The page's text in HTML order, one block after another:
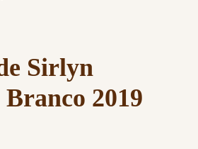
Sirlyn
Branco 2019